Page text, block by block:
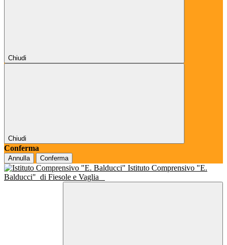
Chiudi
Chiudi
Conferma
Annulla Conferma
Istituto Comprensivo "E.
Balducci" di Fiesole e Vaglia